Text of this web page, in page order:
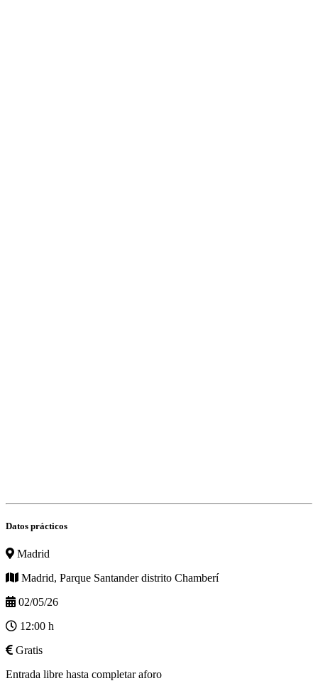
Datos prácticos
Madrid
Madrid, Parque Santander distrito Chamberí
02/05/26
12:00 h
Gratis
Entrada libre hasta completar aforo